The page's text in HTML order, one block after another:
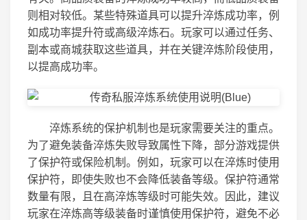
则相对较低。某些特殊道具可以提升淬炼成功率，例
如成功率提升符或高级淬炼石。玩家可以通过任务、
副本或商城获取这些道具，并在关键淬炼阶段使用，
以提高成功率。
淬炼系统的保护机制也是玩家需要关注的重点。
为了避免装备淬炼失败导致属性下降，部分游戏提供
了保护符或保险机制。例如，玩家可以在淬炼时使用
保护符，即使失败也不会降低装备等级。保护符通常
数量有限，且在高淬炼等级时可能失效。因此，建议
玩家在淬炼高等级装备时谨慎使用保护符，避免不必